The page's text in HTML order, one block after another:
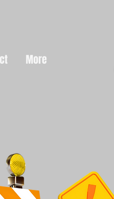
More